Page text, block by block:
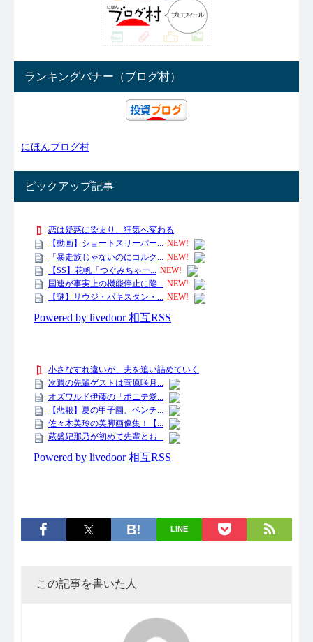
ランキングバナー（ブログ村）
にほんブログ村
ピックアップ記事
LINE
この記事を書いた人